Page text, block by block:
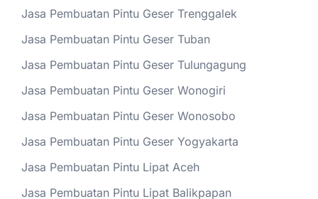
Jasa Pembuatan Pintu Geser Trenggalek
Jasa Pembuatan Pintu Geser Tuban
Jasa Pembuatan Pintu Geser Tulungagung
Jasa Pembuatan Pintu Geser Wonogiri
Jasa Pembuatan Pintu Geser Wonosobo
Jasa Pembuatan Pintu Geser Yogyakarta
Jasa Pembuatan Pintu Lipat Aceh
Jasa Pembuatan Pintu Lipat Balikpapan